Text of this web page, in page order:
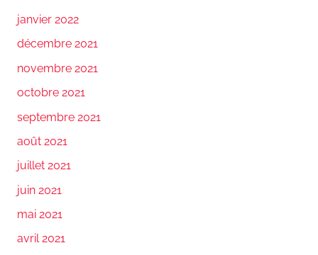
janvier 2022
décembre 2021
novembre 2021
octobre 2021
septembre 2021
août 2021
juillet 2021
juin 2021
mai 2021
avril 2021